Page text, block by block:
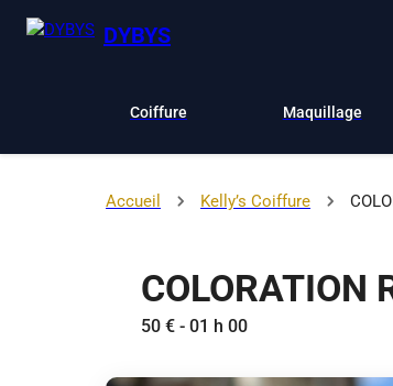
DYBYS
Coiffure Maquillage
Accueil Kelly’s Coiffure
COLORATION
50 € - 01 h 00